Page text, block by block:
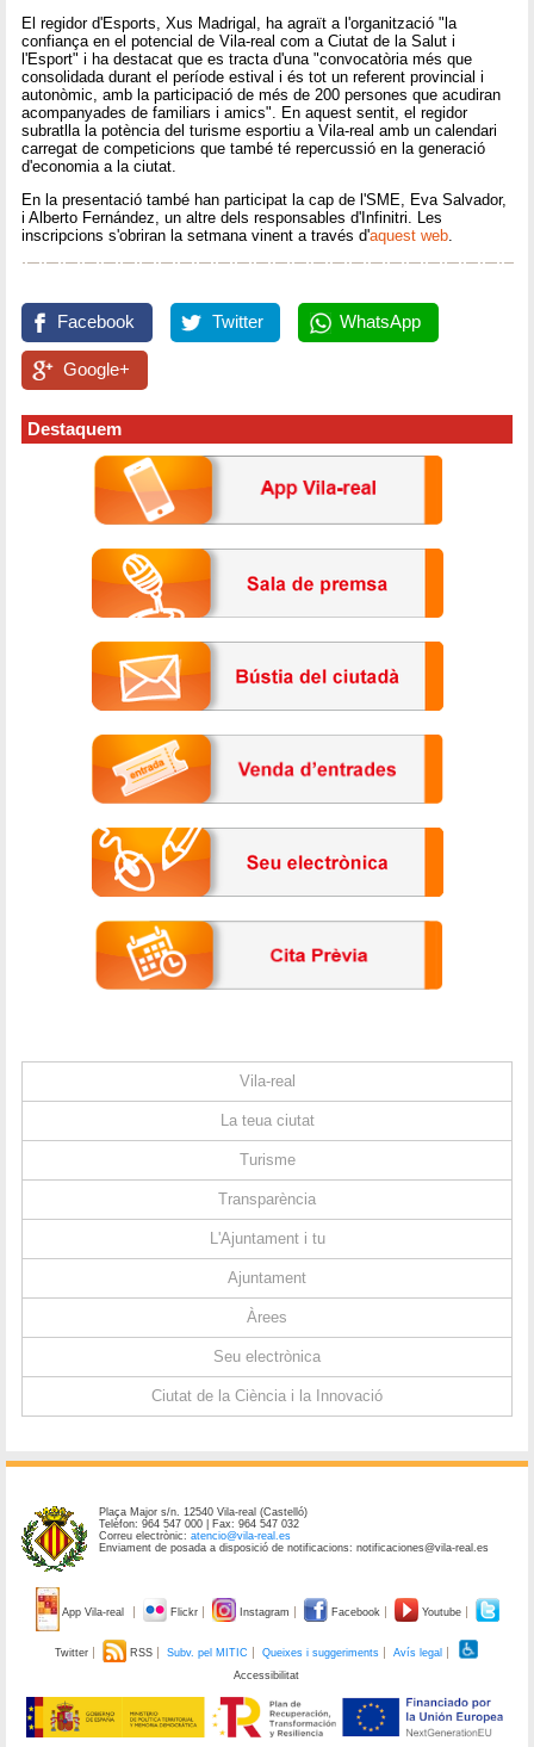
El regidor d'Esports, Xus Madrigal, ha agraït a l'organització "la
confiança en el potencial de Vila-real com a Ciutat de la Salut i
l'Esport" i ha destacat que es tracta d'una "convocatòria més que
consolidada durant el període estival i és tot un referent provincial i
autonòmic, amb la participació de més de 200 persones que acudiran
acompanyades de familiars i amics". En aquest sentit, el regidor
subratlla la potència del turisme esportiu a Vila-real amb un calendari
carregat de competicions que també té repercussió en la generació
d'economia a la ciutat.
En la presentació també han participat la cap de l'SME, Eva Salvador,
i Alberto Fernández, un altre dels responsables d'Infinitri. Les
inscripcions s'obriran la setmana vinent a través d'aquest web.
Facebook Twitter WhatsApp
Google+
Destaquem
Vila-real
La teua ciutat
Turisme
Transparència
L'Ajuntament i tu
Ajuntament
Àrees
Seu electrònica
Ciutat de la Ciència i la Innovació
Plaça Major s/n. 12540 Vila-real (Castelló)
Telèfon: 964 547 000 | Fax: 964 547 032
Correu electrònic:atencio@vila-real.es
Enviament de posada a disposició de notificacions: notificaciones@vila-real.es
App Vila-real Flickr Instagram Facebook Youtube
Twitter RSS Subv. pel MITIC Queixes i suggeriments
Avís legal
Accessibilitat